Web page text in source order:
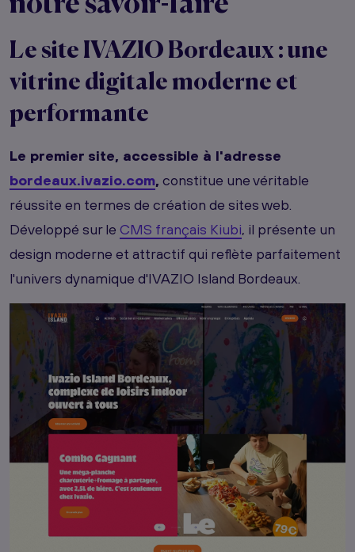
Le site IVAZIO Bordeaux : une
vitrine digitale moderne et
performante
Le premier site, accessible à l'adresse
bordeaux.ivazio.com, constitue une véritable
réussite en termes de création de sites web.
Développé sur le CMS français Kiubi, il présente un
design moderne et attractif qui reflète parfaitement
l'univers dynamique d'IVAZIO Island Bordeaux.